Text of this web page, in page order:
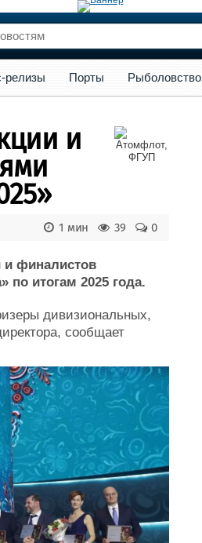
Флот
Форум
Все службы
релизы Порты Рыболовство
и
0
39
1 мин
и финалистов
по итогам 2025 года.
дивизиональных,
сообщает